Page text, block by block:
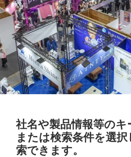
社名や製品情報等のキ
または検索条件を選
索できます。